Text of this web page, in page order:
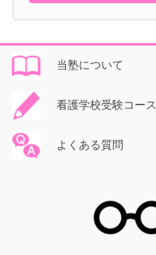
当塾について
看護学校受験コース
よくある質問